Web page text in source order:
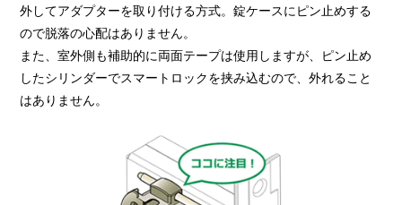
外してアダプターを取り付ける方式。錠ケースにピン止めする
ので脱落の心配はありません。
また、室外側も補助的に両面テープは使用しますが、ピン止め
したシリンダーでスマートロックを挟み込むので、外れること
はありません。